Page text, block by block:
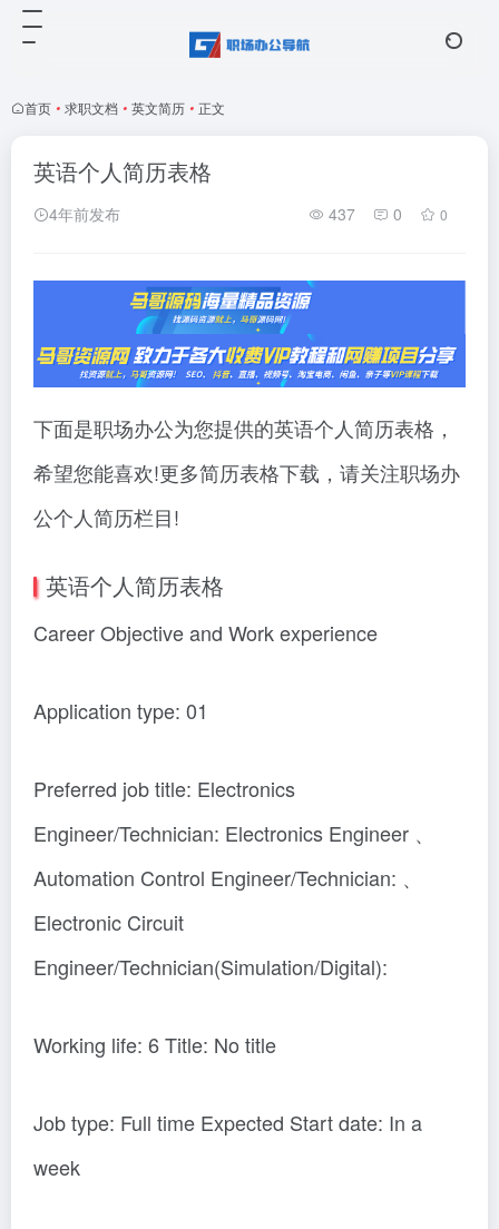
首页 • 求职文档 • 英文简历 • 正文
英语个人简历表格
4年前发布 437 0 0
下面是职场办公为您提供的英语个人简历表格，
希望您能喜欢!更多简历表格下载，请关注职场办
公个人简历栏目!
英语个人简历表格
Career Objective and Work experience
Application type: 01
Preferred job title: Electronics
Engineer/Technician: Electronics Engineer 、
Automation Control Engineer/Technician: 、
Electronic Circuit
Engineer/Technician(Simulation/Digital):
Working life: 6 Title: No title
Job type: Full time Expected Start date: In a
week